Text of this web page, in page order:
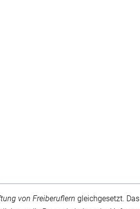
von Freiberuflern gleichgesetzt. Das